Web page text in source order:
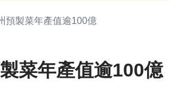
預製菜年產值逾100億
菜年產值逾100億